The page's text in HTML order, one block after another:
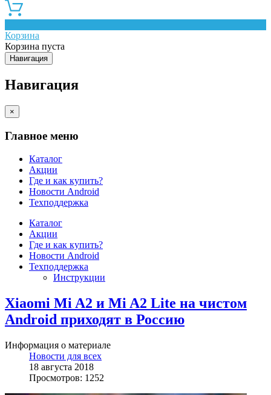
Корзина
Корзина пуста
Навигация
Навигация
×
Главное меню
Каталог
Акции
Где и как купить?
Новости Android
Техподдержка
Каталог
Акции
Где и как купить?
Новости Android
Техподдержка
Инструкции
Xiaomi Mi A2 и Mi A2 Lite на чистом
Android приходят в Россию
Информация о материале
Новости для всех
18 августа 2018
Просмотров: 1252